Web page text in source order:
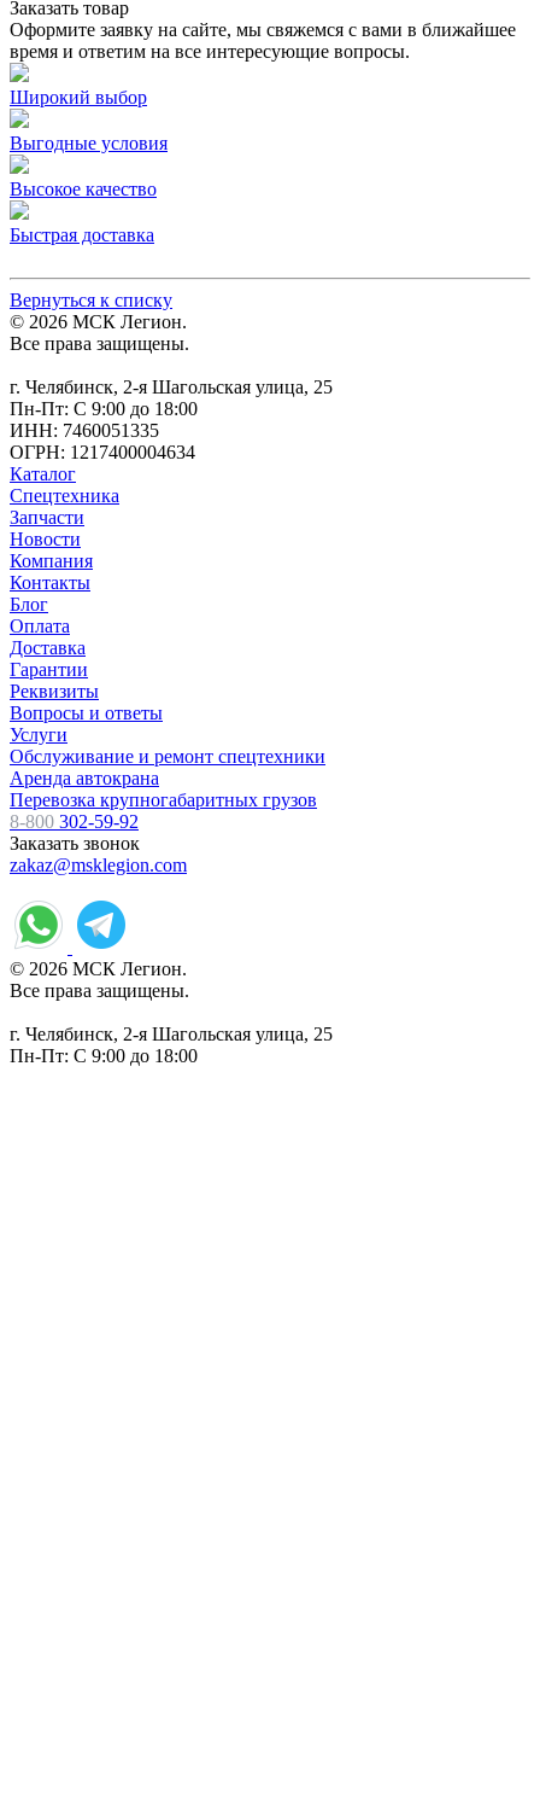
Заказать товар
Оформите заявку на сайте, мы свяжемся с вами в ближайшее
время и ответим на все интересующие вопросы.
Широкий выбор
Выгодные условия
Высокое качество
Быстрая доставка
Вернуться к списку
© 2026 МСК Легион.
Все права защищены.
г. Челябинск, 2-я Шагольская улица, 25
Пн-Пт: С 9:00 до 18:00
ИНН: 7460051335
ОГРН: 1217400004634
Каталог
Спецтехника
Запчасти
Новости
Компания
Контакты
Блог
Оплата
Доставка
Гарантии
Реквизиты
Вопросы и ответы
Услуги
Обслуживание и ремонт спецтехники
Аренда автокрана
Перевозка крупногабаритных грузов
8-800 302-59-92
Заказать звонок
zakaz@msklegion.com
© 2026 МСК Легион.
Все права защищены.
г. Челябинск, 2-я Шагольская улица, 25
Пн-Пт: С 9:00 до 18:00